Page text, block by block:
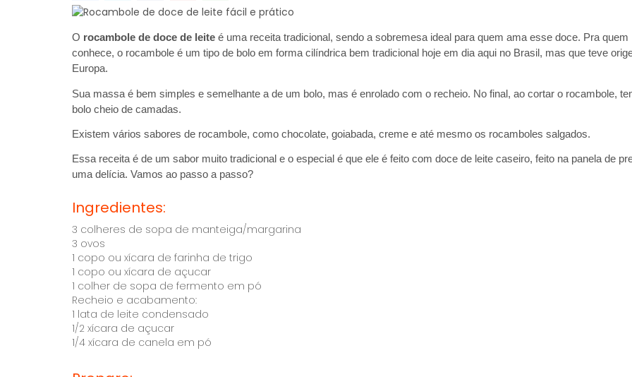
O rocambole de doce de leite é uma receita tradicional, sendo a sobremesa ideal para quem ama esse doce. Pra quem
conhece, o rocambole é um tipo de bolo em forma cilíndrica bem tradicional hoje em dia aqui no Brasil, mas que teve
Europa.
Sua massa é bem simples e semelhante a de um bolo, mas é enrolado com o recheio. No final, ao cortar o rocambole,
bolo cheio de camadas.
Existem vários sabores de rocambole, como chocolate, goiabada, creme e até mesmo os rocamboles salgados.
Essa receita é de um sabor muito tradicional e o especial é que ele é feito com doce de leite caseiro, feito na panela de
uma delícia. Vamos ao passo a passo?
Ingredientes:
3 colheres de sopa de manteiga/margarina
3 ovos
1 copo ou xícara de farinha de trigo
1 copo ou xícara de açucar
1 colher de sopa de fermento em pó
Recheio e acabamento:
1 lata de leite condensado
1/2 xícara de açucar
1/4 xícara de canela em pó